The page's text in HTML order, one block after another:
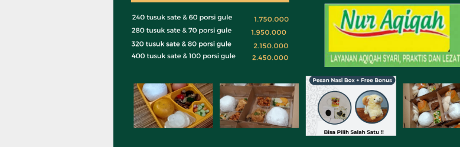
0823 1246
6713